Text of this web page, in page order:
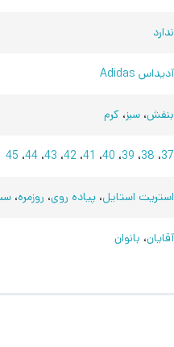
ندارد
آدیداس Adidas
بنفش، سبز، کرم
37، 38، 39، 40، 41، 42، 43، 44، 45
استریت استایل، پیاده روی، روزمره،
آقایان، بانوان